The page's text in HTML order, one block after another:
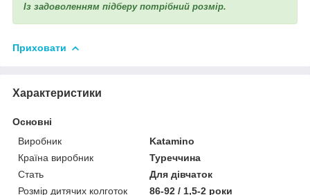
Із задоволенням підберу потрібний розмір.
Приховати
Характеристики
Основні
Виробник
Katamino
Країна виробник
Туреччина
Стать
Для дівчаток
Розмір дитячих колготок
86-92 / 1,5-2 роки